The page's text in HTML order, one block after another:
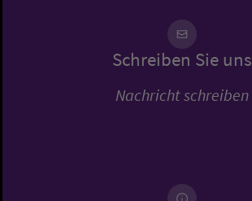
Schreiben Sie uns
Nachricht schreiben